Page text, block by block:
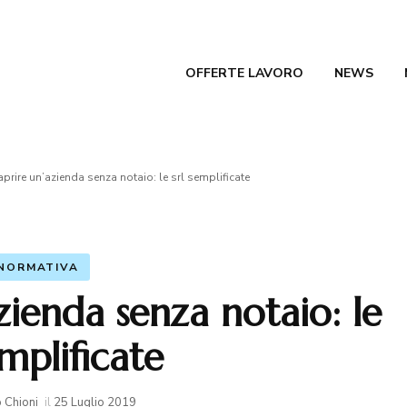
Lavoro Blog Magazine
OFFERTE LAVORO NEWS
un’azienda senza notaio: le srl semplificate
senza notaio: le
Chioni il 25 Luglio 2019